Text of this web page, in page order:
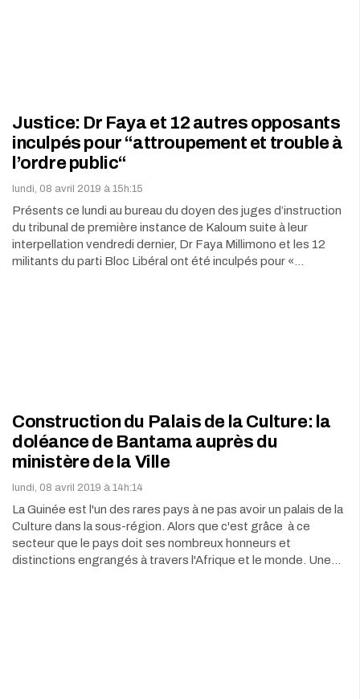
Justice: Dr Faya et 12 autres opposants
inculpés pour “attroupement et trouble à
l’ordre public“
lundi, 08 avril 2019 à 15h:15
Présents ce lundi au bureau du doyen des juges d’instruction
du tribunal de première instance de Kaloum suite à leur
interpellation vendredi dernier, Dr Faya Millimono et les 12
militants du parti Bloc Libéral ont été inculpés pour «…
Construction du Palais de la Culture: la
doléance de Bantama auprès du
ministère de la Ville
lundi, 08 avril 2019 à 14h:14
La Guinée est l'un des rares pays à ne pas avoir un palais de la
Culture dans la sous-région. Alors que c'est grâce à ce
secteur que le pays doit ses nombreux honneurs et
distinctions engrangés à travers l'Afrique et le monde. Une…